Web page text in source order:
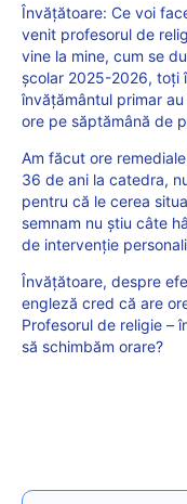
Învățătoare: Ce voi
venit profesorul de
vine la mine, cum se
școlar 2025-2026, toți
învățământul primar
ore pe săptămână de
Am făcut ore
36 de ani la catedra,
pentru că le cerea
semnam nu știu câte
de intervenție
Învățătoare, despre
engleză cred că are
Profesorul de religie –
să schimbăm orare?